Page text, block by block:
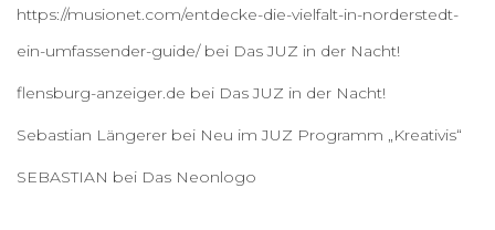
https://musionet.com/entdecke-die-vielfalt-in-norderstedt-
ein-umfassender-guide/bei Das JUZ in der Nacht!
flensburg-anzeiger.de bei Das JUZ in der Nacht!
Sebastian Längerer bei Neu im JUZ Programm „Kreativis“
SEBASTIAN bei Das Neonlogo